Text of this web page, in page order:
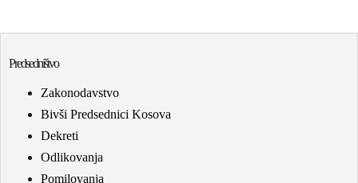
Predsedništvo
Zakonodavstvo
Bivši Predsednici Kosova
Dekreti
Odlikovanja
Pomilovanja